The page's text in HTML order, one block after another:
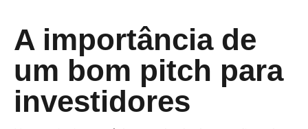
A importância de
um bom pitch para
investidores